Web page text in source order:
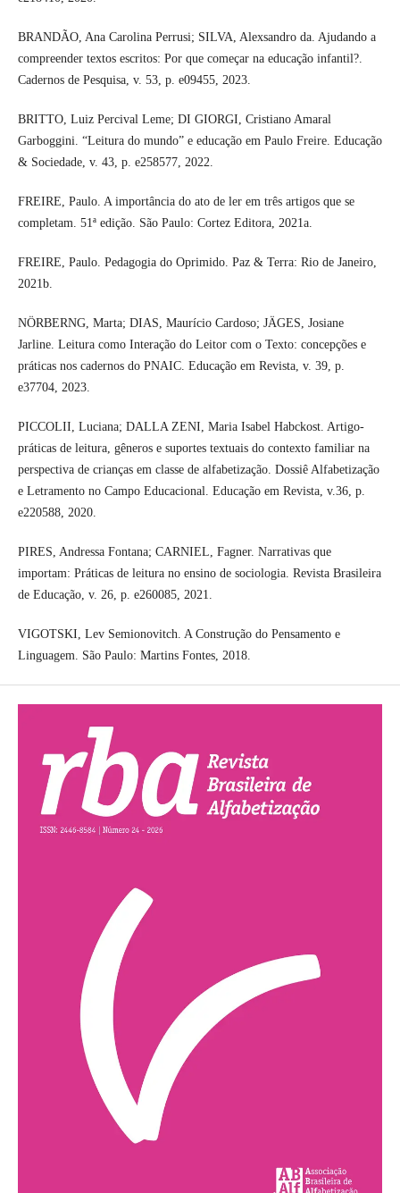
BRANDÃO, Ana Carolina Perrusi; SILVA, Alexsandro da. Ajudando a
compreender textos escritos: Por que começar na educação infantil?.
Cadernos de Pesquisa, v. 53, p. e09455, 2023.
BRITTO, Luiz Percival Leme; DI GIORGI, Cristiano Amaral
Garboggini. “Leitura do mundo” e educação em Paulo Freire. Educação
& Sociedade, v. 43, p. e258577, 2022.
FREIRE, Paulo. A importância do ato de ler em três artigos que se
completam. 51ª edição. São Paulo: Cortez Editora, 2021a.
FREIRE, Paulo. Pedagogia do Oprimido. Paz & Terra: Rio de Janeiro,
2021b.
NÖRBERNG, Marta; DIAS, Maurício Cardoso; JÄGES, Josiane
Jarline. Leitura como Interação do Leitor com o Texto: concepções e
práticas nos cadernos do PNAIC. Educação em Revista, v. 39, p.
e37704, 2023.
PICCOLII, Luciana; DALLA ZENI, Maria Isabel Habckost. Artigo-
práticas de leitura, gêneros e suportes textuais do contexto familiar na
perspectiva de crianças em classe de alfabetização. Dossiê Alfabetização
e Letramento no Campo Educacional. Educação em Revista, v.36, p.
e220588, 2020.
PIRES, Andressa Fontana; CARNIEL, Fagner. Narrativas que
importam: Práticas de leitura no ensino de sociologia. Revista Brasileira
de Educação, v. 26, p. e260085, 2021.
VIGOTSKI, Lev Semionovitch. A Construção do Pensamento e
Linguagem. São Paulo: Martins Fontes, 2018.